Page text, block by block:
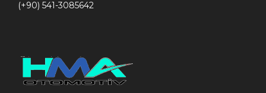
(+90) 541-3085642